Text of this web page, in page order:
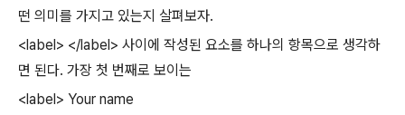
떤 의미를 가지고 있는지 살펴보자.
<label> </label> 사이에 작성된 요소를 하나의 항목으로 생각하
면 된다. 가장 첫 번째로 보이는
<label> Your name